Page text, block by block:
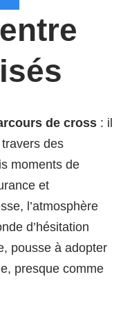
de cross : il
des
moments de
et
l’atmosphère
d’hésitation
pousse à adopter
presque comme